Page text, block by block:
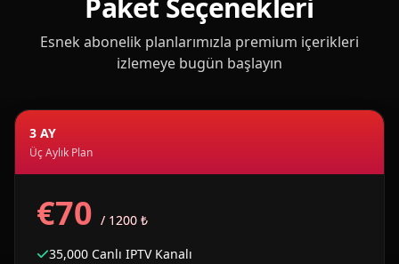
Paket Seçenekleri
Esnek abonelik planlarımızla premium içerikleri
izlemeye bugün başlayın
3 AY
Üç Aylık Plan
€70 / 1200 ₺
35,000 Canlı IPTV Kanalı